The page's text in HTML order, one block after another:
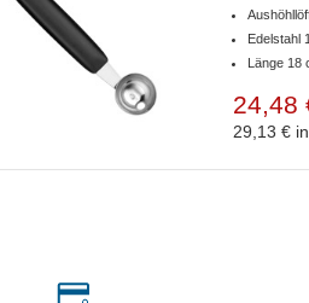
Edelstahl
Länge
24,48
29,13 €